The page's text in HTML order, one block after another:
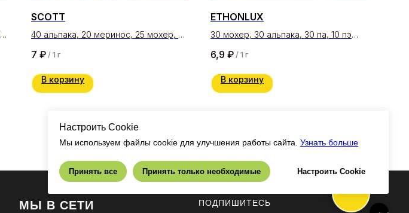
SCOTT
40 альпака, 20 меринос, 25 мохер, 15
230 м/100 гр
7 ₽ / 1 г
В корзину
ETHONLUX
30 мохер, 30 альпака, 30 па, 10 пэ
6,9 ₽ / 1 г
В корзину
МЫ В СЕТИ ПОДПИШИТЕСЬ
Настроить Cookie
Мы используем файлы cookie для улучшения работы сайта. Узнать больше
Принять все Принять только необходимые Настроить Cookie